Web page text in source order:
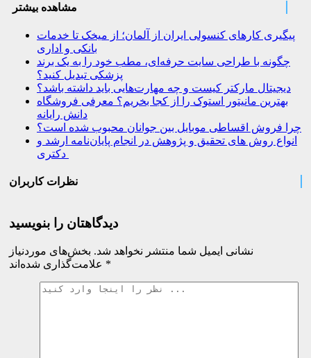
مشاهده بیشتر
پیگیری کارهای کنسولی ایران از آلمان؛ از میخک تا خدمات
بانکی و اداری
چگونه با طراحی سایت حرفه‌ای، مطب خود را به یک برند
پزشکی تبدیل کنید؟
دیجیتال مارکتر کیست و چه مهارت‌هایی باید داشته باشد؟
بهترین مانیتور استوک را از کجا بخریم؟ معرفی فروشگاه
دانش رایانه
چرا فروش اقساطی موبایل بین جوانان محبوب شده است؟
انواع روش های تحقیق و پژوهش در انجام پایان‌نامه ارشد و
نظرات کاربران
دیدگاهتان را بنویسید
نشانی ایمیل شما منتشر نخواهد شد. بخش‌های موردنیاز
*